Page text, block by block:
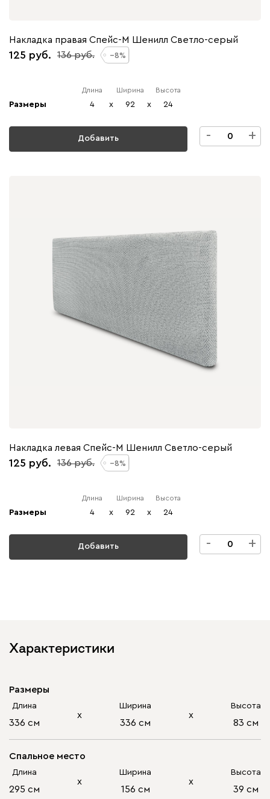
Накладка правая Спейс-М Шенилл Светло-серый
125 136 8
Размеры
Длина
4 x
Ширина
92 x
Высота
24
Добавить - +
Накладка левая Спейс-М Шенилл Светло-серый
125 136 8
Размеры
Длина
4 x
Ширина
92 x
Высота
24
Добавить - +
Характеристики
Размеры
Длина
336 см
х
Ширина
336 см
х
Высота
83 см
Спальное место
Длина
295 см
х
Ширина
156 см
х
Высота
39 см